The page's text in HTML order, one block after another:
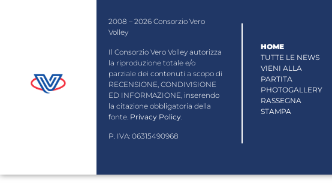
2008 – 2026 Consorzio Vero
Volley
Il Consorzio Vero Volley autorizza
la riproduzione totale e/o
parziale dei contenuti a scopo di
RECENSIONE, CONDIVISIONE
ED INFORMAZIONE, inserendo
la citazione obbligatoria della
fonte. Privacy Policy
P. IVA: 06315490968
HOME
TUTTE LE NEWS
VIENI ALLA
PARTITA
PHOTOGALLERY
RASSEGNA
STAMPA